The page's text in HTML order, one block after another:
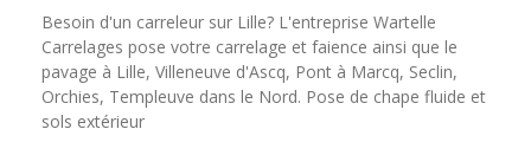
Besoin d'un carreleur sur Lille? L'entreprise Wartelle
Carrelages pose votre carrelage et faience ainsi que le
pavage à Lille, Villeneuve d'Ascq, Pont à Marcq, Seclin,
Orchies, Templeuve dans le Nord. Pose de chape fluide et
sols extérieur